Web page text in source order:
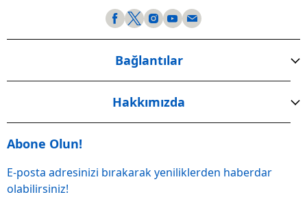
Bağlantılar
Hakkımızda
Abone Olun!
E-posta adresinizi bırakarak yeniliklerden haberdar
olabilirsiniz!